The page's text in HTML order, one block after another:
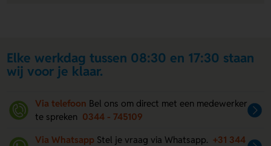
Elke werkdag tussen 08:30 en 17:30 staan
wij voor je klaar.
Via telefoon Bel ons om direct met een medewerker
te spreken 0344 - 745109
Via Whatsapp Stel je vraag via Whatsapp. +31 344